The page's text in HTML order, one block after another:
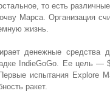
то есть
Марса. Организация
жизнь.
денежные средства
IndieGoGo. Ее цель —
испытания Explore
ракет.